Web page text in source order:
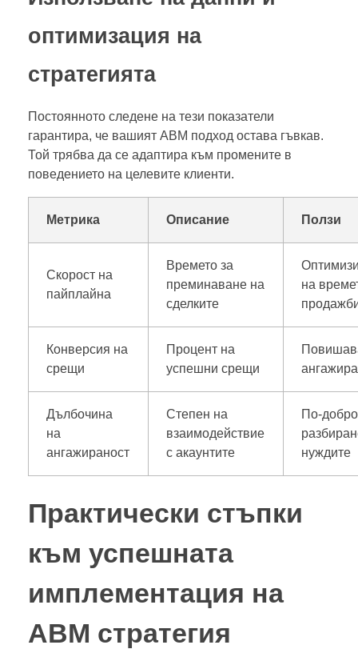
оптимизация на
стратегията
Постоянното следене на тези показатели
гарантира, че вашият ABM подход остава гъвкав.
Той трябва да се адаптира към промените в
поведението на целевите клиенти.
Метрика Описание Ползи
Скорост на
пайплайна
Времето за
преминаване на
сделките
на
Конверсия на
срещи
Процент на
успешни срещи
Дълбочина
на
ангажираност
Степен на
взаимодействие
с акаунтите
По-добро
нуждите
Практически стъпки
към успешната
имплементация на
ABM стратегия